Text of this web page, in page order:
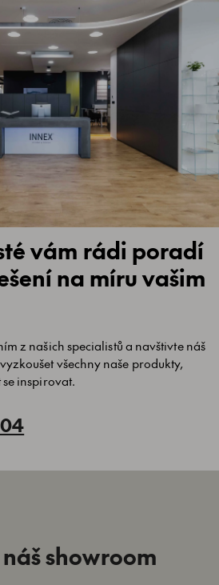
vám rádi poradí
na míru vašim
z našich specialistů a navštivte náš
všechny naše produkty,
inspirovat.
showroom